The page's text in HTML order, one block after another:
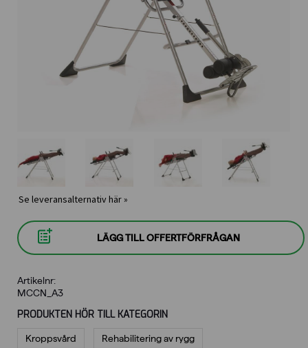
Se leveransalternativ här »
LÄGG TILL OFFERTFÖRFRÅGAN
Artikelnr:
MCCN_A3
PRODUKTEN HÖR TILL KATEGORIN
Kroppsvård Rehabilitering av rygg